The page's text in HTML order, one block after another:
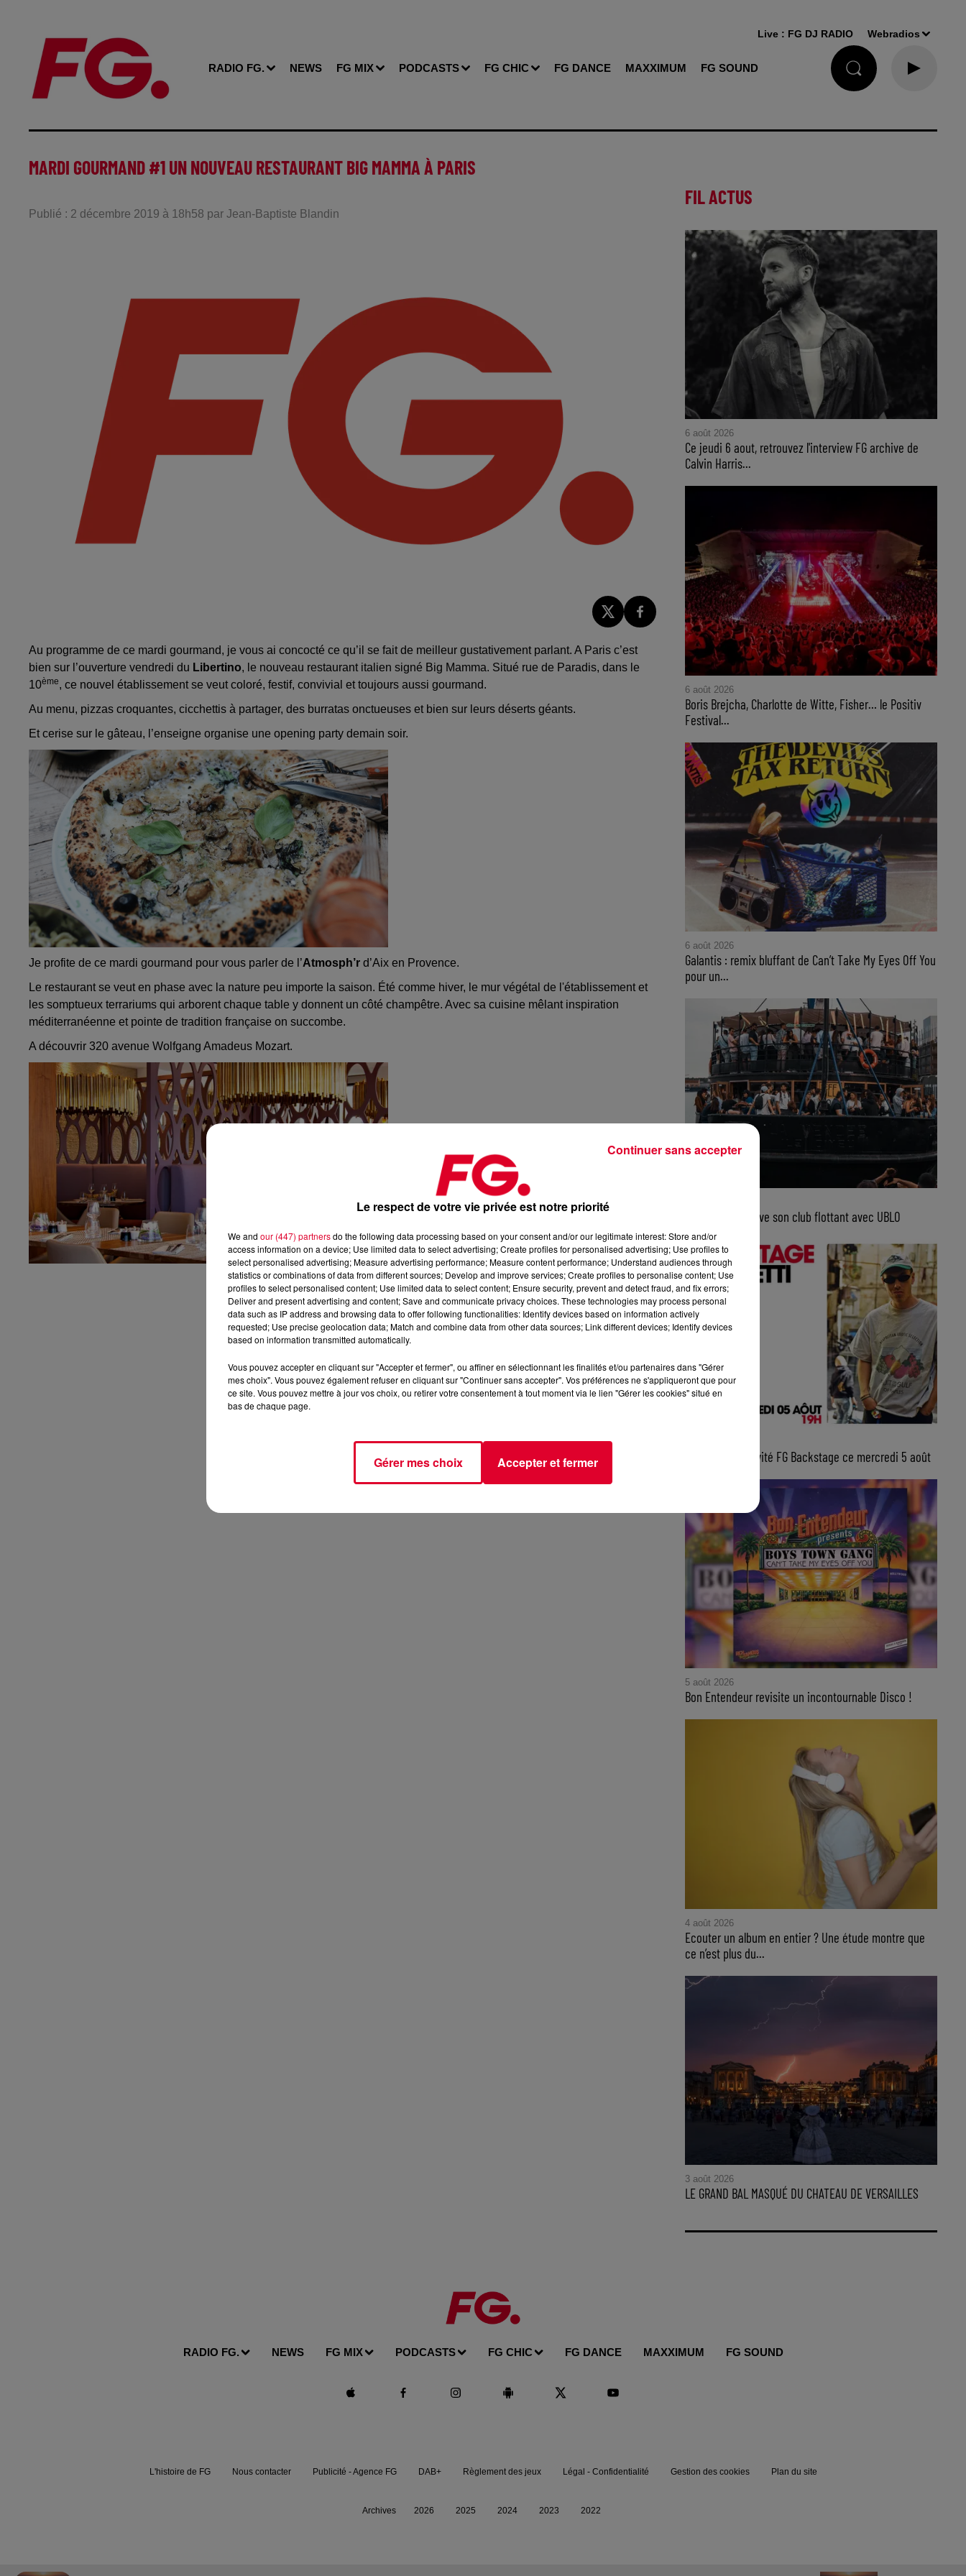
RADIO FG. NEWS FG MIX PODCASTS FG CHIC FG DANCE MAXXIMUM FG SOUND
Live : FG DJ RADIO Webradios
MARDI GOURMAND #1 UN NOUVEAU RESTAURANT BIG MAMMA À PARIS
Publié : 2 décembre 2019 à 18h58 par Jean-Baptiste Blandin
Au programme de ce mardi gourmand, je vous ai concocté ce qu’il se fait de meilleur gustativement parlant. A Paris c’est
bien sur l’ouverture vendredi du Libertino, le nouveau restaurant italien signé Big Mamma. Situé rue de Paradis, dans le
10ème, ce nouvel établissement se veut coloré, festif, convivial et toujours aussi gourmand.
Au menu, pizzas croquantes, cicchettis à partager, des burratas onctueuses et bien sur leurs déserts géants.
Et cerise sur le gâteau, l’enseigne organise une opening party demain soir.
Je profite de ce mardi gourmand pour vous parler de l’Atmosph’r d’Aix en Provence.
Le restaurant se veut en phase avec la nature peu importe la saison. Été comme hiver, le mur végétal de l'établissement et
les somptueux terrariums qui arborent chaque table y donnent un côté champêtre. Avec sa cuisine mêlant inspiration
méditerranéenne et pointe de tradition française on succombe.
A découvrir 320 avenue Wolfgang Amadeus Mozart.
FIL ACTUS
6 août 2026
Ce jeudi 6 aout, retrouvez l'interview FG archive de
Calvin Harris...
6 août 2026
Boris Brejcha, Charlotte de Witte, Fisher… le Positiv
Festival...
6 août 2026
Galantis : remix bluffant de Can’t Take My Eyes Off You
pour un...
Bordeaux retrouve son club flottant avec UBLO
Lucas Sketti, invité FG Backstage ce mercredi 5 août
5 août 2026
Bon Entendeur revisite un incontournable Disco !
4 août 2026
Ecouter un album en entier ? Une étude montre que
ce n’est plus du...
3 août 2026
LE GRAND BAL MASQUÉ DU CHATEAU DE VERSAILLES
RADIO FG. NEWS FG MIX PODCASTS FG CHIC FG DANCE MAXXIMUM FG SOUND
L'histoire de FG Nous contacter Publicité - Agence FG DAB+ Règlement des jeux Légal - Confidentialité Gestion des cookies Plan du site
Archives 2026 2025 2024 2023 2022
Le respect de votre vie privée est notre priorité
We and our (447) partnersdo the following data processing based on your consent and/or our legitimate interest: Store and/or
access information on a device; Use limited data to select advertising; Create profiles for personalised advertising; Use profiles to
select personalised advertising; Measure advertising performance; Measure content performance; Understand audiences through
statistics or combinations of data from different sources; Develop and improve services; Create profiles to personalise content; Use
profiles to select personalised content; Use limited data to select content; Ensure security, prevent and detect fraud, and fix errors;
Deliver and present advertising and content; Save and communicate privacy choices. These technologies may process personal
data such as IP address and browsing data to offer following functionalities: Identify devices based on information actively
requested; Use precise geolocation data; Match and combine data from other data sources; Link different devices; Identify devices
based on information transmitted automatically.
Vous pouvez accepter en cliquant sur "Accepter et fermer", ou affiner en sélectionnant les finalités et/ou partenaires dans "Gérer
mes choix". Vous pouvez également refuser en cliquant sur "Continuer sans accepter". Vos préférences ne s'appliqueront que pour
ce site. Vous pouvez mettre à jour vos choix, ou retirer votre consentement à tout moment via le lien "Gérer les cookies" situé en
bas de chaque page.
Gérer mes choix Accepter et fermer
Continuer sans accepter